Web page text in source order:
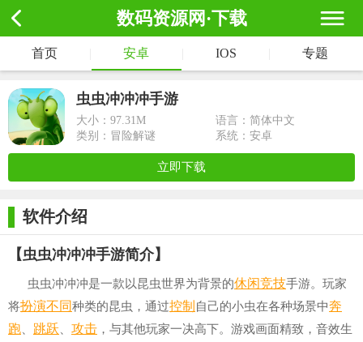
数码资源网·下载
首页 安卓 IOS 专题
虫虫冲冲冲手游
大小： 97.31M
语言：简体中文
类别：冒险解谜
系统：安卓
立即下载
软件介绍
【虫虫冲冲冲手游简介】
虫虫冲冲冲是一款以昆虫世界为背景的休闲竞技手游。玩家
将扮演不同种类的昆虫，通过控制自己的小虫在各种场景中奔
跑
跳跃 攻击 ，与其他玩家一决高下。游戏画面精致，音效生